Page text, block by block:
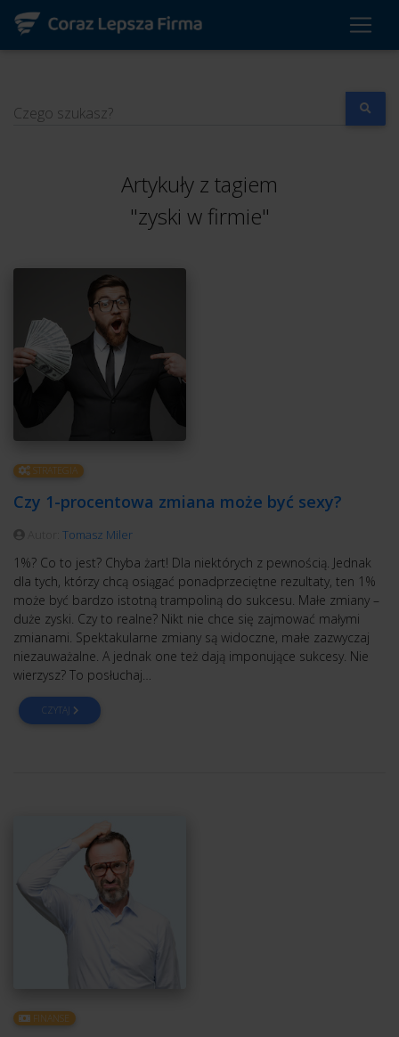
Czego szukasz?
Artykuły z tagiem
"zyski w firmie"
STRATEGIA
Czy 1-procentowa zmiana może być sexy?
Tomasz Miler
1%? Co to jest? Chyba żart! Dla niektórych z pewnością. Jednak
dla tych, którzy chcą osiągać ponadprzeciętne rezultaty, ten 1%
może być bardzo istotną trampoliną do sukcesu. Małe zmiany –
duże zyski. Czy to realne? Nikt nie chce się zajmować małymi
zmianami. Spektakularne zmiany są widoczne, małe zazwyczaj
niezauważalne. A jednak one też dają imponujące sukcesy. Nie
wierzysz? To posłuchaj…
CZYTAJ
FINANSE